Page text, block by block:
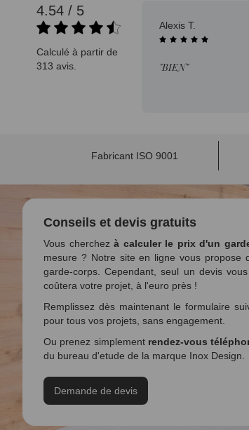
4.54 / 5
Calculé à partir de
313 avis.
08/08/2025 Alexis T.
"BIEN"
Fabricant ISO 9001
Conseils et devis gratuits
Vous cherchez à calculer le prix d'un
mesure ? Notre site en ligne vous propose
garde-corps. Cependant, seul un devis
coûtera votre projet, à l'euro près !
Remplissez dès maintenant le formulaire
pour tous vos projets, sans engagement.
Ou prenez simplement rendez-vous
du bureau d'etude de la marque Inox Design.
Demande de devis